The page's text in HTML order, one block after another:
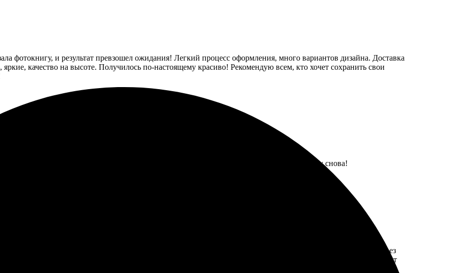
фотокнигу, и результат превзошел ожидания! Легкий процесс оформления, много вариантов дизайна. Доставка
качество на высоте. Получилось по-настоящему красиво! Рекомендую всем, кто хочет сохранить свои
дизайн. Быстрое оформление заказа и оперативная доставка. Обязательно закажу снова!
сюда и не пожалела. Удобный сайт с понятным интерфейсом, легко загружать фотографии. Заказала, и через
отзывчивый, все помогли с оформлением. Книги выглядят стильно, цвета яркие. Рекомендую всем, кто хочет